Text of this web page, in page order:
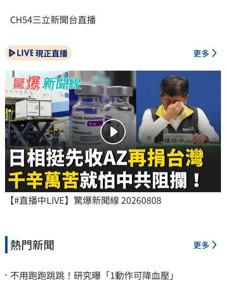
CH54三立新聞台直播
現正直播 更多
【#直播中LIVE】驚爆新聞線 20260808
熱門新聞 更多
不用跑跑跳跳！研究曝「1動作可降血壓」